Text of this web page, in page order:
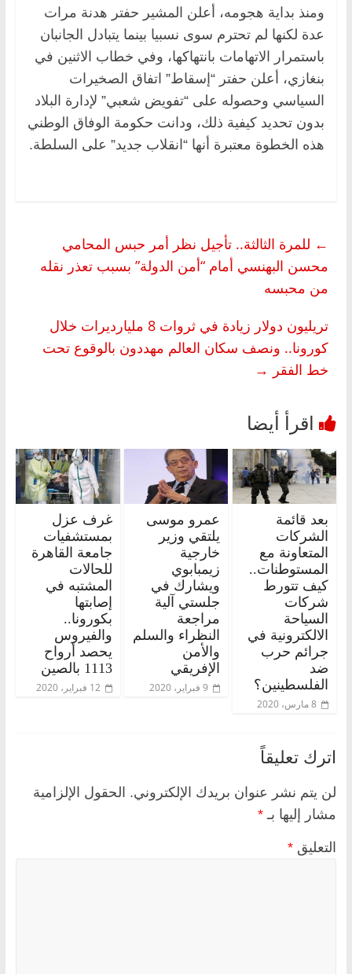
ومنذ بداية هجومه، أعلن المشير حفتر هدنة مرات
عدة لكنها لم تحترم سوى نسبيا بينما يتبادل الجانبان
باستمرار الاتهامات بانتهاكها، وفي خطاب الاثنين في
بنغازي، أعلن حفتر “إسقاط” اتفاق الصخيرات
السياسي وحصوله على “تفويض شعبي” لإدارة البلاد
بدون تحديد كيفية ذلك، ودانت حكومة الوفاق الوطني
هذه الخطوة معتبرة أنها “انقلاب جديد” على السلطة.
← للمرة الثالثة.. تأجيل نظر أمر حبس المحامي
محسن البهنسي أمام “أمن الدولة” بسبب تعذر نقله
من محبسه
تريليون دولار زيادة في ثروات 8 مليارديرات خلال
كورونا.. ونصف سكان العالم مهددون بالوقوع تحت
خط الفقر →
بعد قائمة
الشركات
المتعاونة مع
المستوطنات..
كيف تتورط
شركات
السياحة
الالكترونية في
جرائم حرب
ضد
الفلسطينين؟
8 مارس، 2020
عمرو موسى
يلتقي وزير
خارجية
زيمبابوي
ويشارك في
جلستي آلية
مراجعة
النظراء والسلم
والأمن
الإفريقي
9 فبراير، 2020
غرف عزل
بمستشفيات
جامعة القاهرة
للحالات
المشتبه في
إصابتها
بكورونا..
والفيروس
يحصد أرواح
1113 بالصين
12 فبراير، 2020
اترك تعليقاً
لن يتم نشر عنوان بريدك الإلكتروني. الحقول الإلزامية
مشار إليها بـ *
التعليق *